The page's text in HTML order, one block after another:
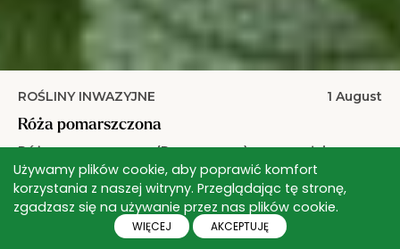
ROŚLINY INWAZYJNE 1 August
Róża pomarszczona
Róża pomarszczona (Rosa rugosa) – przywołuje na
myśl smak słodkiej konfitury, ale musicie wiedzieć, że ...
Read more
Używamy plików cookie, aby poprawić komfort
korzystania z naszej witryny. Przeglądając tę stronę,
zgadzasz się na używanie przez nas plików cookie.
WIĘCEJ AKCEPTUJĘ